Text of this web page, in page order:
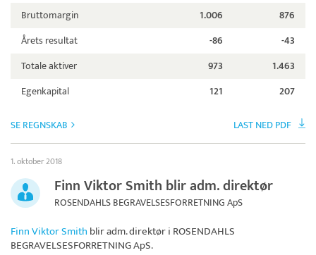
Bruttomargin 1.006
876
Årets resultat
-86
-43
Totale aktiver
973
1.463
Egenkapital
121 207
SE REGNSKAB LAST NED PDF
1. oktober 2018
Finn Viktor Smith blir adm. direktør
ROSENDAHLS BEGRAVELSESFORRETNING ApS
Finn Viktor Smith blir adm. direktør i ROSENDAHLS
BEGRAVELSESFORRETNING ApS.